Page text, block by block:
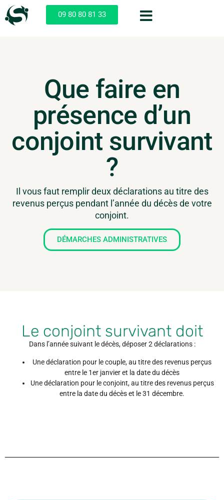
09 80 80 81 33
Que faire en
présence d’un
conjoint survivant
?
Il vous faut remplir deux déclarations au titre des
revenus perçus pendant l’année du décès de votre
conjoint.
DÉMARCHES ADMINISTRATIVES
Le conjoint survivant doit
Dans l’année suivant le décès, déposer 2 déclarations :
Une déclaration pour le couple, au titre des revenus perçus
entre le 1er janvier et la date du décès
Une déclaration pour le conjoint, au titre des revenus perçus
entre la date du décès et le 31 décembre.